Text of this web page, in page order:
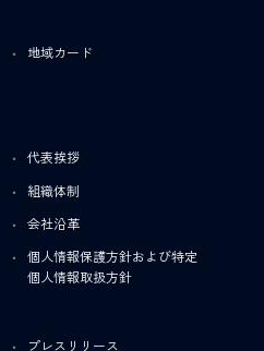
地域カード
代表挨拶
組織体制
会社沿革
個人情報保護方針および特定
個人情報取扱方針
プレスリリース